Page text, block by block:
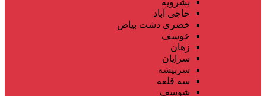
حاجی آباد
خضری دشت بیاض
خوسف
زهان
سرایان
سربیشه
سه قلعه
شوسف